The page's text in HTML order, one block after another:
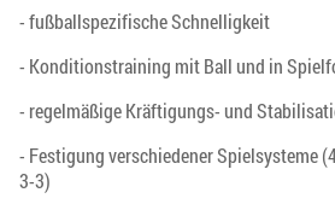
- fußballspezifische Schnelligkeit
- Konditionstraining mit Ball und in
- regelmäßige Kräftigungs- und
- Festigung verschiedener Spielsysteme
3-3)